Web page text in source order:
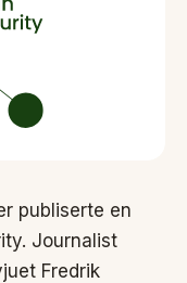
publiserte en
Journalist
Fredrik